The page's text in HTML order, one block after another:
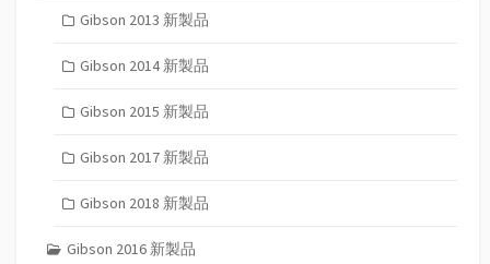
Gibson 2013 新製品
Gibson 2014 新製品
Gibson 2015 新製品
Gibson 2017 新製品
Gibson 2018 新製品
Gibson 2016 新製品